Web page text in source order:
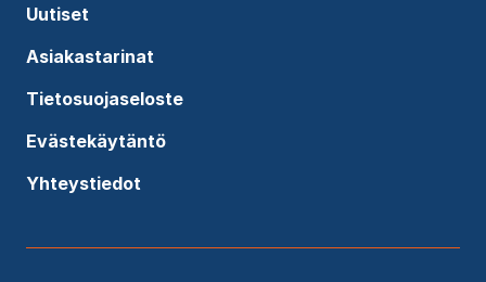
Uutiset
Asiakastarinat
Tietosuojaseloste
Evästekäytäntö
Yhteystiedot